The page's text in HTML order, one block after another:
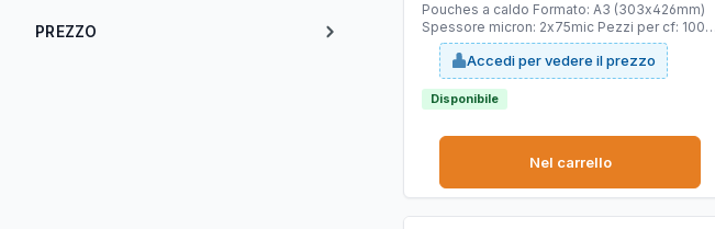
PREZZO
Pouches a caldo Formato: A3 (303x426mm)
Spessore micron: 2x75mic Pezzi per cf: 100
Materiale composizione: polyestere di
altissima qualità ed EVA che conferisce
adesione nel tempo, rigidità e robustezza
Accedi per vedere il prezzo
Disponibile
Nel carrello